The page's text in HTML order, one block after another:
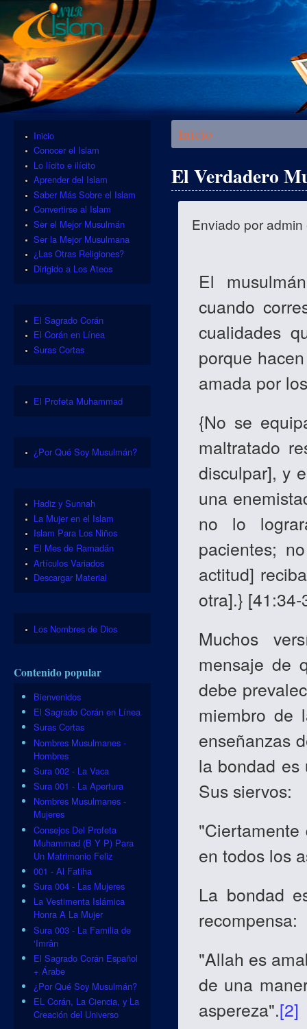
Se encuentra usted aquí
Inicio
El Verdadero
Enviado poradmin
El
cuando
cualidades
porque
amada por
{No se
maltratado
disculpar], y
una
no lo
pacientes;
actitud]
otra].}
Muchos
mensaje de
debe
miembro de
enseñanzas
la bondad es
Sus siervos:
en todos los
La bondad
recompensa:
"Allah es
de una
aspereza".[2]
Inicio
Conocer el Islam
Lo lícito e ilícito
Aprender del Islam
Saber Más Sobre el Islam
Convertirse al Islam
Ser el Mejor Musulmán
Ser la Mejor Musulmana
¿Las Otras Religiones?
Dirigido a Los Ateos
El Sagrado Corán
El Corán en Línea
Suras Cortas
El Profeta Muhammad
¿Por Qué Soy Musulmán?
Hadiz y Sunnah
La Mujer en el Islam
Islam Para Los Niños
El Mes de Ramadán
Artículos Variados
Descargar Material
Los Nombres de Dios
Contenido popular
Bienvenidos
El Sagrado Corán en Línea
Suras Cortas
Nombres Musulmanes -
Hombres
Sura 002 - La Vaca
Sura 001 - La Apertura
Nombres Musulmanes -
Mujeres
Consejos Del Profeta
Muhammad (B Y P) Para
Un Matrimonio Feliz
001 - Al Fatiha
Sura 004 - Las Mujeres
La Vestimenta Islámica
Honra A La Mujer
Sura 003 - La Familia de
‘Imrân
El Sagrado Corán Español
+ Árabe
¿Por Qué Soy Musulmán?
EL Corán, La Ciencia, y La
Creación del Universo